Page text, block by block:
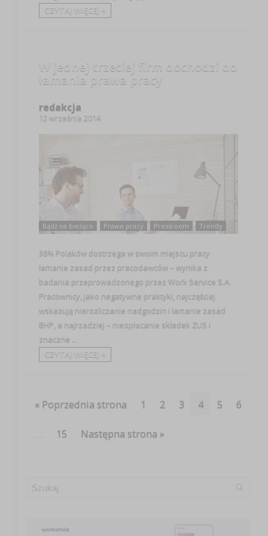
CZYTAJ WIĘCEJ +
W jednej trzeciej firm dochodzi do
łamania prawa pracy
redakcja
12 września 2014
Bądź na bieżąco Prawo pracy Pressroom Trendy
36% Polaków dostrzega w swoim miejscu pracy
łamanie zasad przez pracodawców – wynika z
badania przeprowadzonego przez Work Service S.A.
Pracownicy, jako negatywne praktyki, najczęściej
wskazują nierozliczanie nadgodzin i łamanie zasad
BHP, a najrzadziej – nieopłacanie składek ZUS i
znaczne ...
CZYTAJ WIĘCEJ +
« Poprzednia strona 1 2 3 4 5 6
15 Następna strona »